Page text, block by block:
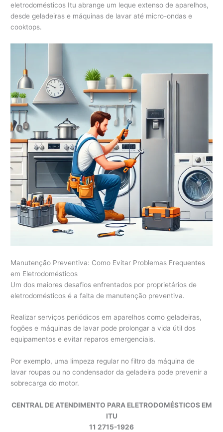
eletrodomésticos Itu abrange um leque extenso de aparelhos,
desde geladeiras e máquinas de lavar até micro-ondas e
cooktops.
Manutenção Preventiva: Como Evitar Problemas Frequentes
em Eletrodomésticos
Um dos maiores desafios enfrentados por proprietários de
eletrodomésticos é a falta de manutenção preventiva.
Realizar serviços periódicos em aparelhos como geladeiras,
fogões e máquinas de lavar pode prolongar a vida útil dos
equipamentos e evitar reparos emergenciais.
Por exemplo, uma limpeza regular no filtro da máquina de
lavar roupas ou no condensador da geladeira pode prevenir a
sobrecarga do motor.
CENTRAL DE ATENDIMENTO PARA ELETRODOMÉSTICOS EM
ITU
11 2715-1926